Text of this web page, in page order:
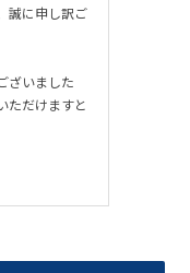
BIOSのアップデー
か問い合わせした
たしからする必要
誠に申し訳ご
ざいました
ただけますと